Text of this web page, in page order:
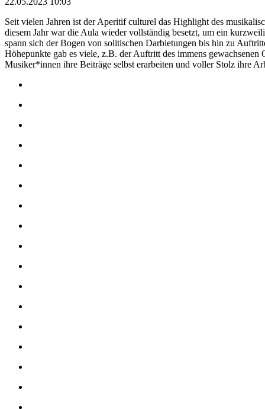
Seit vielen Jahren ist der Aperitif culturel das Highlight des
diesem Jahr war die Aula wieder vollständig besetzt, um ein
spann sich der Bogen von solitischen Darbietungen bis hin zu
Höhepunkte gab es viele, z.B. der Auftritt des immens gewachsenen
Musiker*innen ihre Beiträge selbst erarbeiten und voller Stolz ihre